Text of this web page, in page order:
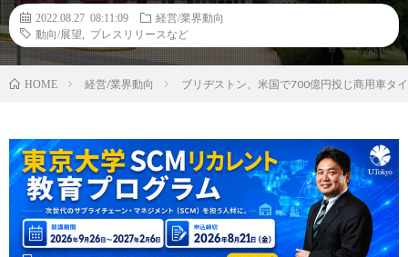
2022.08.27 08:11:09
経営/業界動向
動向/展望
プレスリリースなど
HOME 経営/業界動向 ブリヂストン、米国で700億円投じ商用車タ